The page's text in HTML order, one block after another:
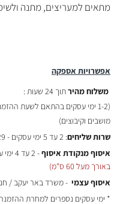
אפשרויות אספקה
משלוח מהירתוך 24 שעות :
(1-2 ימי עסקים בהתאם לשעת ההזמנה)
מושבים וקיבוצים)
שרות שליחים: 2 עד 5 ימי עסקים - ₪29
איסוף מנקודת איסוף- 2 עד 4 ימי עסקים - ₪20
באורך מעל 60 ס"מ)
איסוף עצמי - משרד באר יעקב / חנות תל אביב, 1
* ימי עסקים נספרים למחרת
מתאים למעריצים, מתנה